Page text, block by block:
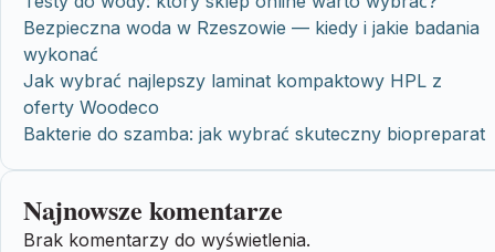
Bezpieczna woda w Rzeszowie — kiedy i jakie badania
wykonać
Jak wybrać najlepszy laminat kompaktowy HPL z
oferty Woodeco
Bakterie do szamba: jak wybrać skuteczny biopreparat
Najnowsze komentarze
Brak komentarzy do wyświetlenia.